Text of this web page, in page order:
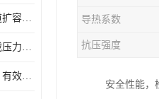
河北检查井厂 提供管道扩容接口
预制检查井厂 承受重载压力稳定
廊坊预制检查井供应商 有效引导分流雨水
导热系数
抗压强度
安全性能，